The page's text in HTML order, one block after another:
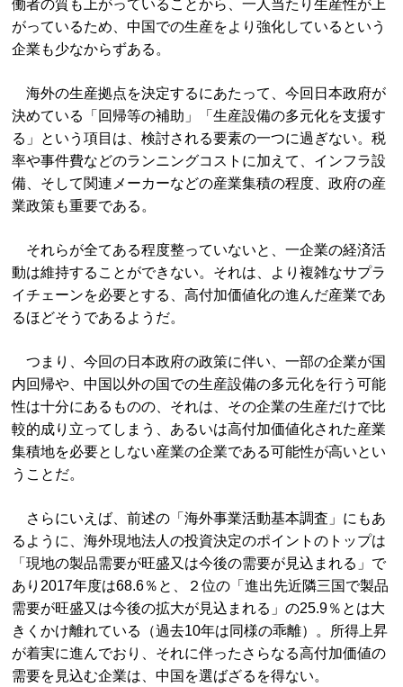
働者の質も上がっていることから、一人当たり生産性が上
がっているため、中国での生産をより強化しているという
企業も少なからずある。
海外の生産拠点を決定するにあたって、今回日本政府が
決めている「回帰等の補助」「生産設備の多元化を支援す
る」という項目は、検討される要素の一つに過ぎない。税
率や事件費などのランニングコストに加えて、インフラ設
備、そして関連メーカーなどの産業集積の程度、政府の産
業政策も重要である。
それらが全てある程度整っていないと、一企業の経済活
動は維持することができない。それは、より複雑なサプラ
イチェーンを必要とする、高付加価値化の進んだ産業であ
るほどそうであるようだ。
つまり、今回の日本政府の政策に伴い、一部の企業が国
内回帰や、中国以外の国での生産設備の多元化を行う可能
性は十分にあるものの、それは、その企業の生産だけで比
較的成り立ってしまう、あるいは高付加価値化された産業
集積地を必要としない産業の企業である可能性が高いとい
うことだ。
さらにいえば、前述の「海外事業活動基本調査」にもあ
るように、海外現地法人の投資決定のポイントのトップは
「現地の製品需要が旺盛又は今後の需要が見込まれる」で
あり2017年度は68.6％と、２位の「進出先近隣三国で製品
需要が旺盛又は今後の拡大が見込まれる」の25.9％とは大
きくかけ離れている（過去10年は同様の乖離）。所得上昇
が着実に進んでおり、それに伴ったさらなる高付加価値の
需要を見込む企業は、中国を選ばざるを得ない。